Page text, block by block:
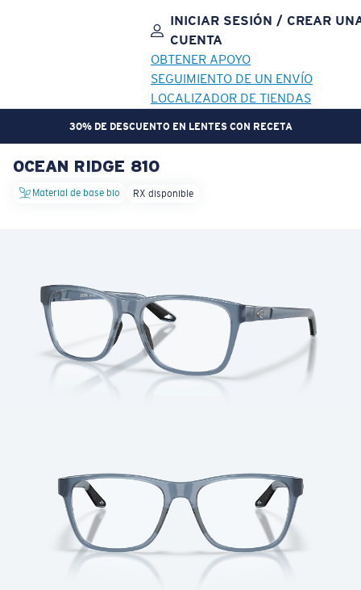
INICIAR SESIÓN / CREAR
CUENTA
OBTENER APOYO
SEGUIMIENTO DE UN ENVÍO
LOCALIZADOR DE TIENDAS
30% DE DESCUENTO EN LENTES CON RECETA
OBJETIVO ACTUALIZADO
Precio: Sin cargo
Cantidad:
OCEAN RIDGE 810
Material de base bio RX disponible